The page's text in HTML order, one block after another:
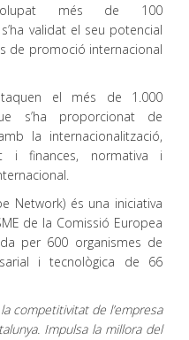
més de 100
validat el seu potencial
de promoció internacional
el més de 1.000
s’ha proporcionat de
la internacionalització,
i finances, normativa i
Network) és una iniciativa
de la Comissió Europea
per 600 organismes de
i tecnològica de 66
competitivitat de l’empresa
Impulsa la millora del